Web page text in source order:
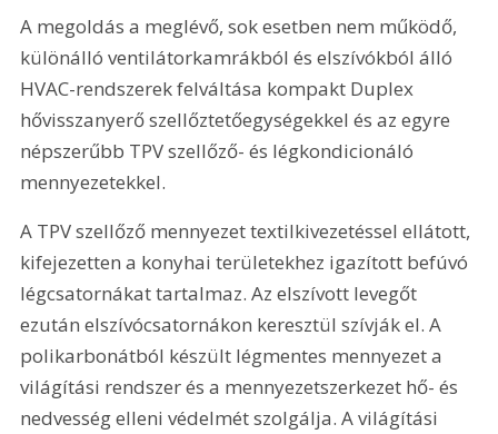
A megoldás a meglévő, sok esetben nem működő,
különálló ventilátorkamrákból és elszívókból álló
HVAC-rendszerek felváltása kompakt Duplex
hővisszanyerő szellőztetőegységekkel és az egyre
népszerűbb TPV szellőző- és légkondicionáló
mennyezetekkel.
A TPV szellőző mennyezet textilkivezetéssel ellátott,
kifejezetten a konyhai területekhez igazított befúvó
légcsatornákat tartalmaz. Az elszívott levegőt
ezután elszívócsatornákon keresztül szívják el. A
polikarbonátból készült légmentes mennyezet a
világítási rendszer és a mennyezetszerkezet hő- és
nedvesség elleni védelmét szolgálja. A világítási